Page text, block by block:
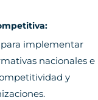
para implementar
nacionales e
y